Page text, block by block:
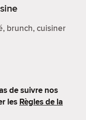
brunch, cuisiner
de suivre nos
les Règles de la